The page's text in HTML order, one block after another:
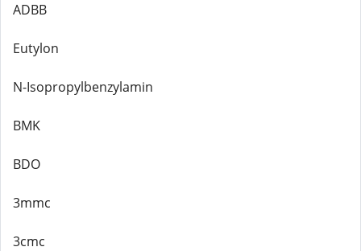
ADBB
Eutylon
N-Isopropylbenzylamin
BMK
BDO
3mmc
3cmc